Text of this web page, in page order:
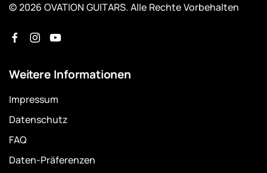
© 2026 OVATION GUITARS. Alle Rechte Vorbehalten
Weitere Informationen
Impressum
Datenschutz
FAQ
Daten-Präferenzen